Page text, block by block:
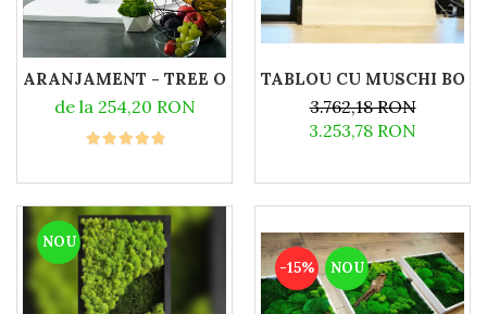
ARANJAMENT - TREE OF LIFE CU LICHENI
de la 254,20 RON
TABLOU CU MUSCHI
3.762,18 RON
3.253,78 RON
NOU
-15% NOU